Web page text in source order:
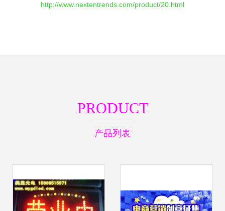
http://www.nextentrends.com/product/20.html
PRODUCT
产品列表